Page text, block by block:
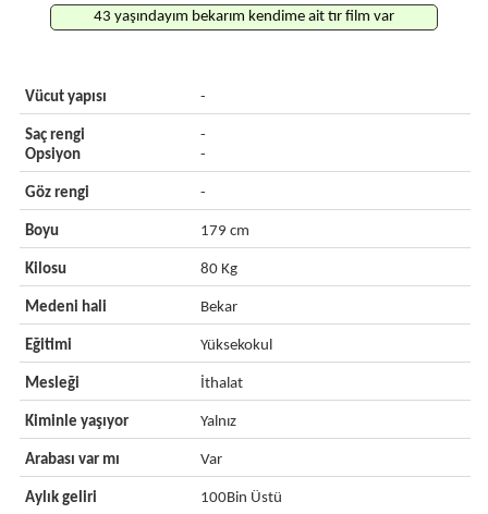
43 yaşındayım bekarım kendime ait tır film var
Vücut yapısı -
Saç rengi
Opsiyon
-
-
Göz rengi -
Boyu 179 cm
Kilosu 80 Kg
Medeni hali Bekar
Eğitimi Yüksekokul
Mesleği İthalat
Kiminle yaşıyor Yalnız
Arabası var mı Var
Aylık geliri 100Bin Üstü